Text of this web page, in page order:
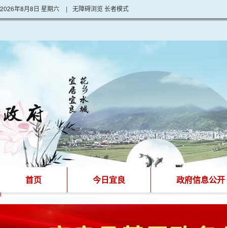
2026年8月8日 星期六 | 无障碍浏览长者模式
首页 今日宜良 政府信息公开